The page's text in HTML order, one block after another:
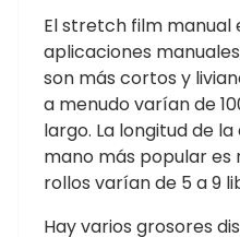
El stretch film manual
aplicaciones
son más cortos y
a menudo varían de
largo. La longitud de
mano más popular es
rollos varían de 5 a 9
Hay varios grosores